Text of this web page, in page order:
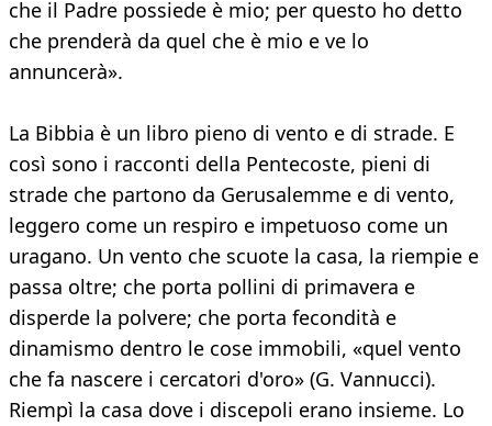
che il Padre possiede è mio; per questo ho detto
che prenderà da quel che è mio e ve lo
annuncerà».
La Bibbia è un libro pieno di vento e di strade. E
così sono i racconti della Pentecoste, pieni di
strade che partono da Gerusalemme e di vento,
leggero come un respiro e impetuoso come un
uragano. Un vento che scuote la casa, la riempie e
passa oltre; che porta pollini di primavera e
disperde la polvere; che porta fecondità e
dinamismo dentro le cose immobili, «quel vento
che fa nascere i cercatori d'oro» (G. Vannucci).
Riempì la casa dove i discepoli erano insieme. Lo